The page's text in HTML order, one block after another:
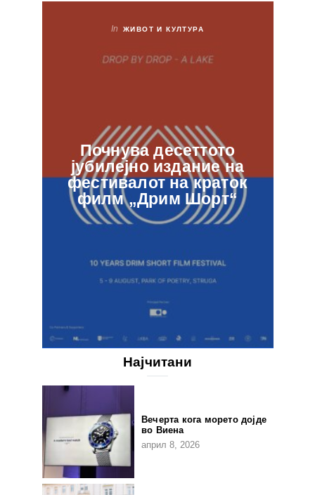
In ЖИВОТ И КУЛТУРА
Почнува десеттото
јубилејно издание на
фестивалот на краток
филм „Дрим Шорт“
Најчитани
Вечерта кога морето дојде
во Виена
април 8, 2026